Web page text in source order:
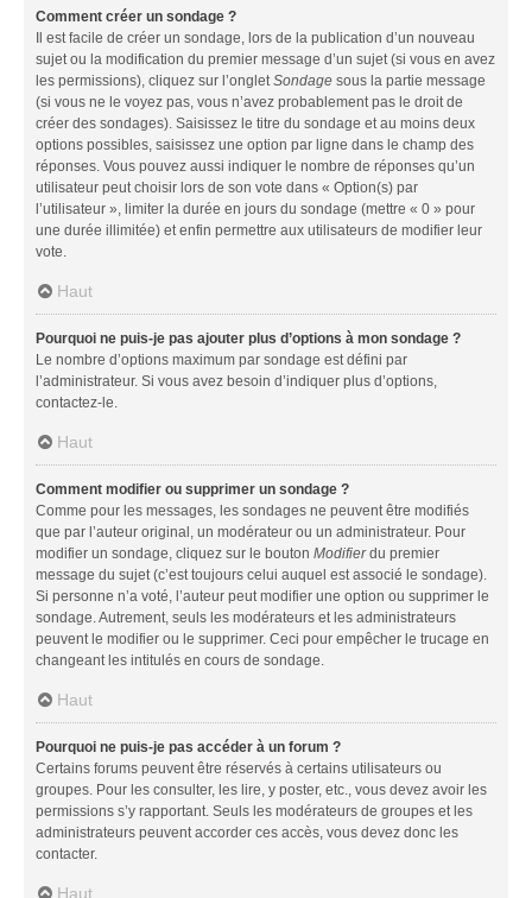
Comment créer un sondage ?
Il est facile de créer un sondage, lors de la publication d’un nouveau
sujet ou la modification du premier message d’un sujet (si vous en avez
les permissions), cliquez sur l’ongletSondage sous la partie message
(si vous ne le voyez pas, vous n’avez probablement pas le droit de
créer des sondages). Saisissez le titre du sondage et au moins deux
options possibles, saisissez une option par ligne dans le champ des
réponses. Vous pouvez aussi indiquer le nombre de réponses qu’un
utilisateur peut choisir lors de son vote dans « Option(s) par
l’utilisateur », limiter la durée en jours du sondage (mettre « 0 » pour
une durée illimitée) et enfin permettre aux utilisateurs de modifier leur
vote.
Haut
Pourquoi ne puis-je pas ajouter plus d’options à mon sondage ?
Le nombre d’options maximum par sondage est défini par
l’administrateur. Si vous avez besoin d’indiquer plus d’options,
contactez-le.
Haut
Comment modifier ou supprimer un sondage ?
Comme pour les messages, les sondages ne peuvent être modifiés
que par l’auteur original, un modérateur ou un administrateur. Pour
modifier un sondage, cliquez sur le bouton Modifierdu premier
message du sujet (c’est toujours celui auquel est associé le sondage).
Si personne n’a voté, l’auteur peut modifier une option ou supprimer le
sondage. Autrement, seuls les modérateurs et les administrateurs
peuvent le modifier ou le supprimer. Ceci pour empêcher le trucage en
changeant les intitulés en cours de sondage.
Haut
Pourquoi ne puis-je pas accéder à un forum ?
Certains forums peuvent être réservés à certains utilisateurs ou
groupes. Pour les consulter, les lire, y poster, etc., vous devez avoir les
permissions s’y rapportant. Seuls les modérateurs de groupes et les
administrateurs peuvent accorder ces accès, vous devez donc les
contacter.
Haut